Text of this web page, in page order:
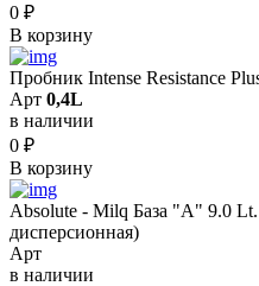
0 ₽
В корзину
Пробник Intense Resistance
Арт 0,4L
в наличии
0 ₽
В корзину
Absolute - Milq База "A" 9.0
дисперсионная)
Арт
в наличии